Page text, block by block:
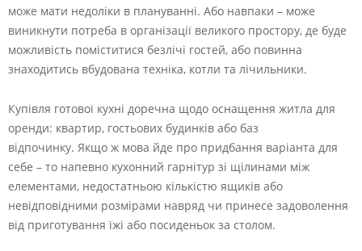
може мати недоліки в плануванні. Або навпаки – може
виникнути потреба в організації великого простору, де буде
можливість поміститися безлічі гостей, або повинна
знаходитись вбудована техніка, котли та лічильники.
Купівля готової кухні доречна щодо оснащення житла для
оренди: квартир, гостьових будинків або баз
відпочинку. Якщо ж мова йде про придбання варіанта для
себе – то напевно кухонний гарнітур зі щілинами між
елементами, недостатньою кількістю ящиків або
невідповідними розмірами навряд чи принесе задоволення
від приготування їжі або посиденьок за столом.